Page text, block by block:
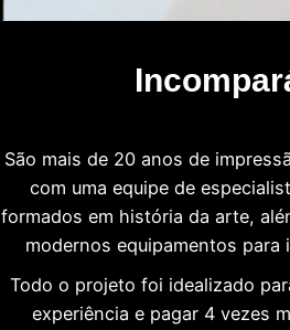
São mais de 20 anos de
com uma equipe de
formados em história da arte,
modernos equipamentos para
Todo o projeto foi idealizado
experiência e pagar 4 vezes